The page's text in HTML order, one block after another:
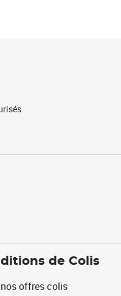
de Colis
offres colis